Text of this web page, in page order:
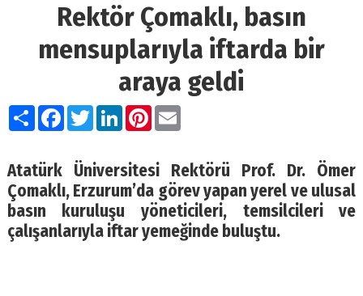
Rektör Çomaklı, basın
mensuplarıyla iftarda bir
araya geldi
PaylaşFacebook
TwitterLinkedIn
Pinterest
Email
Atatürk Üniversitesi Rektörü Prof. Dr. Ömer
Çomaklı, Erzurum’da görev yapan yerel ve ulusal
basın kuruluşu yöneticileri, temsilcileri ve
çalışanlarıyla iftar yemeğinde buluştu.